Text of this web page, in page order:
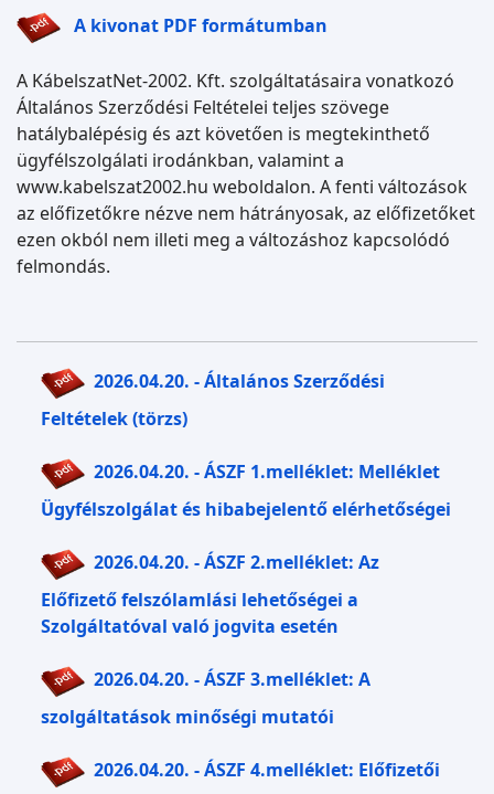
A kivonat PDF formátumban
A KábelszatNet-2002. Kft. szolgáltatásaira vonatkozó
Általános Szerződési Feltételei teljes szövege
hatálybalépésig és azt követően is megtekinthető
ügyfélszolgálati irodánkban, valamint a
www.kabelszat2002.hu weboldalon. A fenti változások
az előfizetőkre nézve nem hátrányosak, az előfizetőket
ezen okból nem illeti meg a változáshoz kapcsolódó
felmondás.
2026.04.20. - Általános Szerződési
Feltételek (törzs)
2026.04.20. - ÁSZF 1.melléklet: Melléklet
Ügyfélszolgálat és hibabejelentő elérhetőségei
2026.04.20. - ÁSZF 2.melléklet: Az
Előfizető felszólamlási lehetőségei a
Szolgáltatóval való jogvita esetén
2026.04.20. - ÁSZF 3.melléklet: A
szolgáltatások minőségi mutatói
2026.04.20. - ÁSZF 4.melléklet: Előfizetői